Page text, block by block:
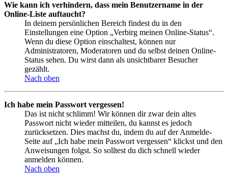
Wie kann ich verhindern, dass mein Benutzername in der
Online-Liste auftaucht?
In deinem persönlichen Bereich findest du in den
Einstellungen eine Option „Verbirg meinen Online-Status“.
Wenn du diese Option einschaltest, können nur
Administratoren, Moderatoren und du selbst deinen Online-
Status sehen. Du wirst dann als unsichtbarer Besucher
gezählt.
Nach oben
Ich habe mein Passwort vergessen!
Das ist nicht schlimm! Wir können dir zwar dein altes
Passwort nicht wieder mitteilen, du kannst es jedoch
zurücksetzen. Dies machst du, indem du auf der Anmelde-
Seite auf „Ich habe mein Passwort vergessen“ klickst und den
Anweisungen folgst. So solltest du dich schnell wieder
anmelden können.
Nach oben